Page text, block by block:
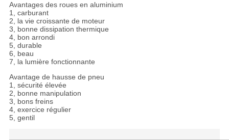
Avantages des roues en aluminium
1, carburant
2, la vie croissante de moteur
3, bonne dissipation thermique
4, bon arrondi
5, durable
6, beau
7, la lumière fonctionnante
Avantage de hausse de pneu
1, sécurité élevée
2, bonne manipulation
3, bons freins
4, exercice régulier
5, gentil